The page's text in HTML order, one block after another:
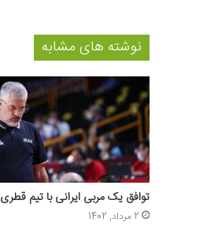
نوشته های مشابه
توافق یک مربی ایرانی با تیم قطری
2 مرداد, 1402